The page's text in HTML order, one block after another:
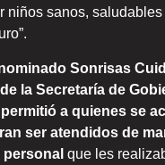
niños sanos, saludables
Sonrisas
la Secretaría de
a quienes se
ser atendidos de
que les